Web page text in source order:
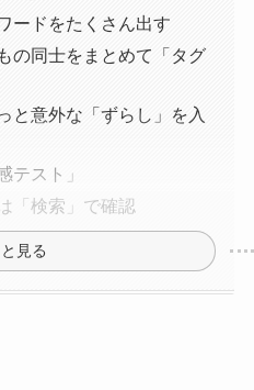
ードをたくさん出す
の同士をまとめて「タグ
と意外な「ずらし」を入
テスト」
「検索」で確認
見る